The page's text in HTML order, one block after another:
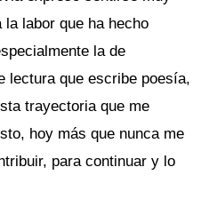
labor que ha hecho
la de
lectura que escribe poesía,
trayectoria que me
hoy más que nunca me
para continuar y lo